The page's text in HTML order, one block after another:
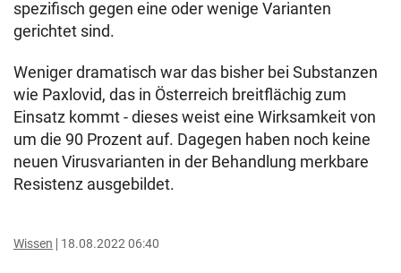
spezifisch gegen eine oder wenige Varianten
gerichtet sind.
Weniger dramatisch war das bisher bei Substanzen
wie Paxlovid, das in Österreich breitflächig zum
Einsatz kommt - dieses weist eine Wirksamkeit von
um die 90 Prozent auf. Dagegen haben noch keine
neuen Virusvarianten in der Behandlung merkbare
Resistenz ausgebildet.
Wissen 18.08.2022 06:40